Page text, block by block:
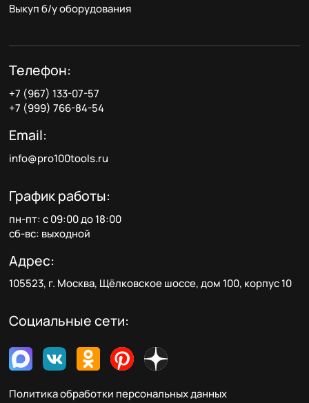
Выкуп б/у оборудования
Телефон:
+7 (967) 133-07-57
+7 (999) 766-84-54
Email:
info@pro100tools.ru
График работы:
пн-пт: с 09:00 до 18:00
сб-вс: выходной
Адрес:
105523, г. Москва, Щёлковское шоссе, дом 100, корпус 10
Социальные сети:
Политика обработки персональных данных